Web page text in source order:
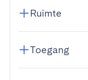
Ruimte
Toegang